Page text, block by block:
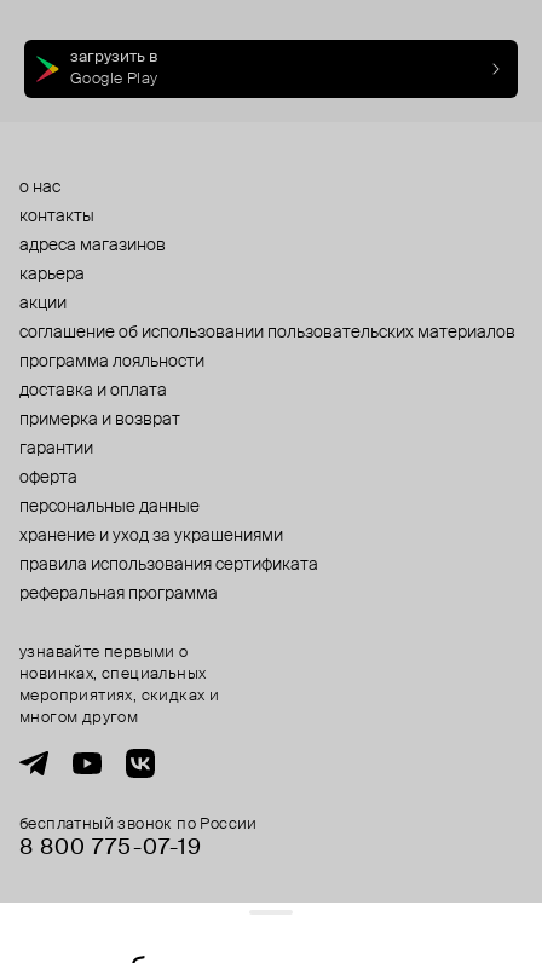
загрузить в
Google Play
о нас
контакты
адреса магазинов
карьера
акции
cоглашение об использовании пользовательских материалов
программа лояльности
доставка и оплата
примерка и возврат
гарантии
оферта
персональные данные
хранение и уход за украшениями
правила использования сертификата
реферальная программа
бесплатный звонок по России
8 800 775⁠-07⁠-19
узнавайте первыми о
новинках, специальных
мероприятиях, скидках и
многом другом